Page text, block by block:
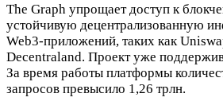
The Graph упрощает доступ к
устойчивую децентрализованную
Web3-приложений, таких как
Decentraland. Проект уже
За время работы платформы
запросов превысило 1,26 трлн.